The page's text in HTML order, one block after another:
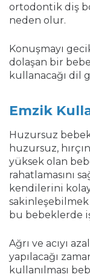
ortodontik diş
neden olur.
Konuşmayı
dolaşan bir
kullanacağı dil
Emzik
Huzursuz
huzursuz,
yüksek olan
rahatlamasını
kendilerini
bu bebeklerde
Ağrı ve acıyı
yapılacağı
kullanılması